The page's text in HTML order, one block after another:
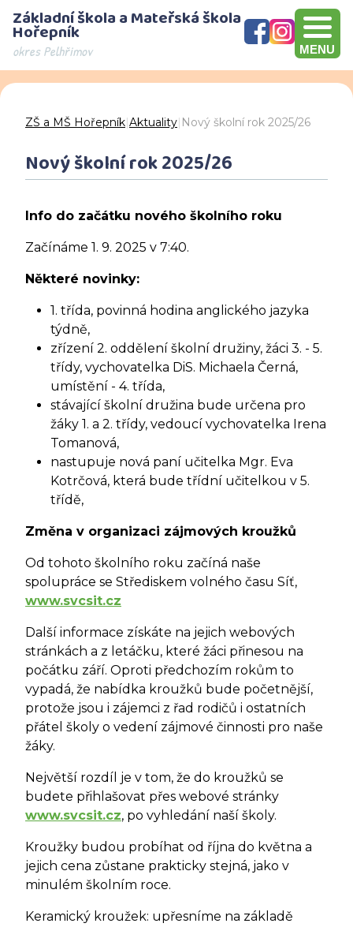
Základní škola a Mateřská škola
Hořepník
okres Pelhřimov MENU
ZŠ a MŠ Hořepník|Aktuality| Nový školní rok 2025/26
Nový školní rok 2025/26
Info do začátku nového školního roku
Začínáme 1. 9. 2025 v 7:40.
Některé novinky:
1. třída, povinná hodina anglického jazyka
týdně,
zřízení 2. oddělení školní družiny, žáci 3. - 5.
třídy, vychovatelka DiS. Michaela Černá,
umístění - 4. třída,
stávající školní družina bude určena pro
žáky 1. a 2. třídy, vedoucí vychovatelka Irena
Tomanová,
nastupuje nová paní učitelka Mgr. Eva
Kotrčová, která bude třídní učitelkou v 5.
třídě,
Změna v organizaci zájmových kroužků
Od tohoto školního roku začíná naše
spolupráce se Střediskem volného času Síť,
www.svcsit.cz
Další informace získáte na jejich webových
stránkách a z letáčku, které žáci přinesou na
počátku září. Oproti předchozím rokům to
vypadá, že nabídka kroužků bude početnější,
protože jsou i zájemci z řad rodičů i ostatních
přátel školy o vedení zájmové činnosti pro naše
žáky.
Největší rozdíl je v tom, že do kroužků se
budete přihlašovat přes webové stránky
www.svcsit.cz, po vyhledání naší školy.
Kroužky budou probíhat od října do května a
jejich cena zůstane prakticky stejná, jako v
minulém školním roce.
Keramický kroužek: upřesníme na základě